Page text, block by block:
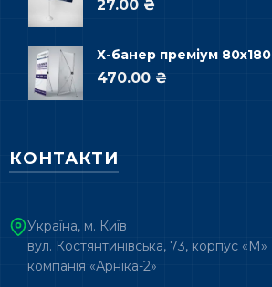
27.00 ₴
Х-банер преміум 80х180
470.00 ₴
КОНТАКТИ
Україна, м. Київ
вул. Костянтинівська, 73, корпус «М»
компанія «Арніка-2»